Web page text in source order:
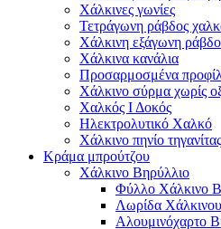
Χάλκινες γωνίες
Τετράγωνη ράβδος
Χάλκινη εξάγωνη
Χάλκινα κανάλια
Προσαρμοσμένα
Χάλκινο σύρμα χωρίς
Χαλκός Ι Δοκός
Ηλεκτρολυτικό Χαλκό
Χάλκινο πηνίο τηγανίτας
Κράμα μπρούτζου
Χάλκινο Βηρύλλιο
Φύλλο Χάλκινο
Λωρίδα
Αλουμινόχαρτο